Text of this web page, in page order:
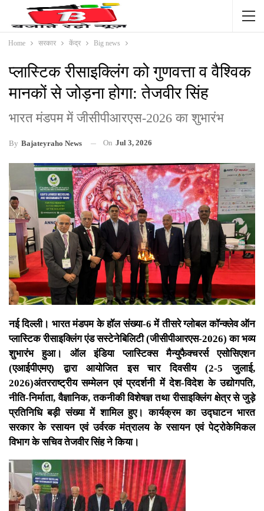
Home सरकार केंद्र Big news
प्लास्टिक रीसाइक्लिंग को गुणवत्ता व वैश्विक
मानकों से जोड़ना होगा: तेजवीर सिंह
भारत मंडपम में जीसीपीआरएस-2026 का शुभारंभ
By Bajateyraho News On Jul 3, 2026
नई दिल्ली। भारत मंडपम के हॉल संख्या-6 में तीसरे ग्लोबल कॉन्क्लेव ऑन
प्लास्टिक रीसाइक्लिंग एंड सस्टेनेबिलिटी (जीसीपीआरएस-2026) का भव्य
शुभारंभ हुआ। ऑल इंडिया प्लास्टिक्स मैन्युफैक्चरर्स एसोसिएशन
(एआईपीएमए) द्वारा आयोजित इस चार दिवसीय (2-5 जुलाई,
2026)अंतरराष्ट्रीय सम्मेलन एवं प्रदर्शनी में देश-विदेश के उद्योगपति,
नीति-निर्माता, वैज्ञानिक, तकनीकी विशेषज्ञ तथा रीसाइक्लिंग क्षेत्र से जुड़े
प्रतिनिधि बड़ी संख्या में शामिल हुए। कार्यक्रम का उद्घाटन भारत
सरकार के रसायन एवं उर्वरक मंत्रालय के रसायन एवं पेट्रोकेमिकल
विभाग के सचिव तेजवीर सिंह ने किया।